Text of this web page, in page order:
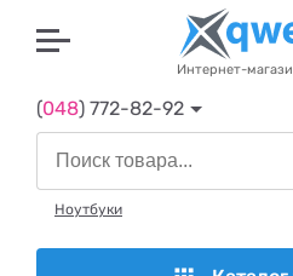
Интернет-
(048) 772-82-92
Ноутбуки